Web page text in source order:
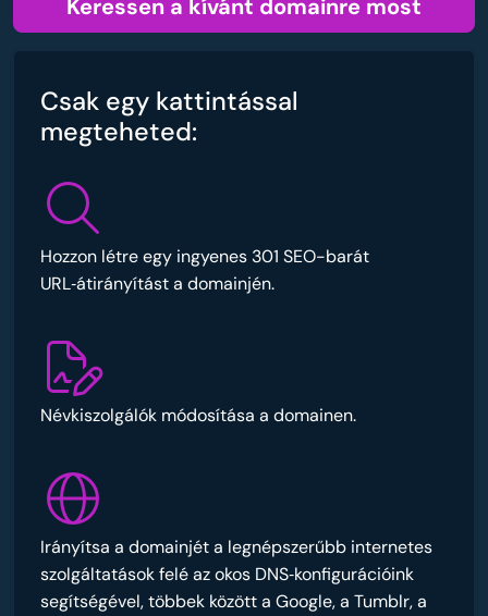
Keressen a kívánt domainre most
Csak egy kattintással
megteheted:
Hozzon létre egy ingyenes 301 SEO-barát
URL‑átirányítást a domainjén.
Névkiszolgálók módosítása a domainen.
Irányítsa a domainjét a legnépszerűbb internetes
szolgáltatások felé az okos DNS‑konfigurációink
segítségével, többek között a Google, a Tumblr, a